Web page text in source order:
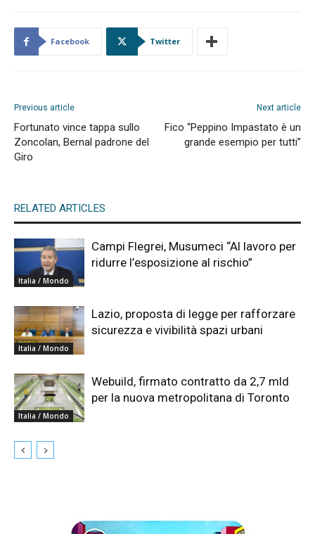
Facebook Twitter
Previous article
Fortunato vince tappa sullo
Zoncolan, Bernal padrone del
Giro
Next article
Fico “Peppino Impastato è un
grande esempio per tutti”
RELATED ARTICLES
Italia / Mondo
Campi Flegrei, Musumeci “Al lavoro per
ridurre l’esposizione al rischio”
Italia / Mondo
Lazio, proposta di legge per rafforzare
sicurezza e vivibilità spazi urbani
Italia / Mondo
Webuild, firmato contratto da 2,7 mld
per la nuova metropolitana di Toronto